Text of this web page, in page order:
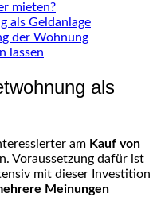
mieten?
als Geldanlage
der Wohnung
lassen
als
am Kauf von
Voraussetzung dafür ist
mit dieser Investition
Meinungen